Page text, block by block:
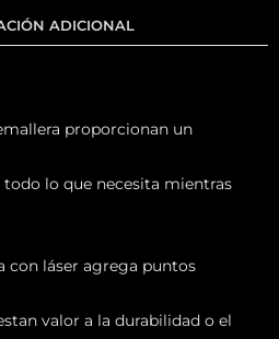
ADICIONAL
proporcionan un
lo que necesita mientras
con láser agrega puntos
valor a la durabilidad o el